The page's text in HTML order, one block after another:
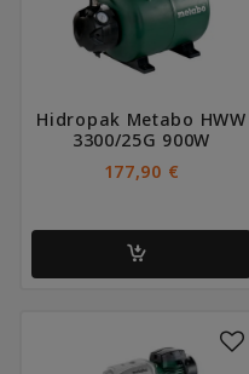
Hidropak Metabo HWW
3300/25G 900W
177,90 €